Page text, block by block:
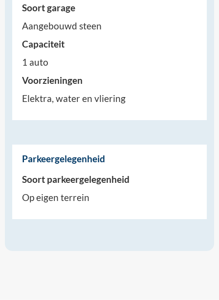
Soort garage
Aangebouwd steen
Capaciteit
1 auto
Voorzieningen
Elektra, water en vliering
Parkeergelegenheid
Soort parkeergelegenheid
Op eigen terrein